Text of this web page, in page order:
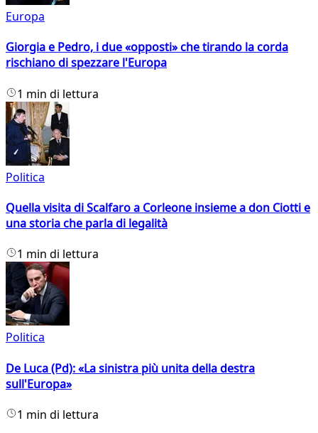
Europa
Giorgia e Pedro, i due «opposti» che tirando la corda
rischiano di spezzare l'Europa
1 min di lettura
Politica
Quella visita di Scalfaro a Corleone insieme a don Ciotti e
una storia che parla di legalità
1 min di lettura
Politica
De Luca (Pd): «La sinistra più unita della destra
sull'Europa»
1 min di lettura